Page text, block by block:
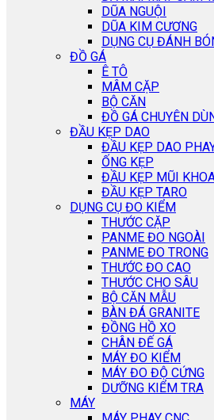
DŨA NGUỘI
DŨA KIM CƯƠNG
DỤNG CỤ ĐÁNH
ĐỒ GÁ
Ê TÔ
MÂM CẶP
BỘ CĂN
ĐỒ GÁ CHUYÊN
ĐẦU KẸP DAO
ĐẦU KẸP DAO
ỐNG KẸP
ĐẦU KẸP MŨI
ĐẦU KẸP TARO
DỤNG CỤ ĐO KIỂM
THƯỚC CẶP
PANME ĐO NGOÀI
PANME ĐO TRONG
THƯỚC ĐO CAO
THƯỚC CHO SÂU
BỘ CĂN MẪU
BÀN ĐÁ GRANITE
ĐỒNG HỒ XO
CHÂN ĐẾ GÁ
MÁY ĐO KIỂM
MÁY ĐO ĐỘ CỨNG
DƯỠNG KIỂM TRA
MÁY